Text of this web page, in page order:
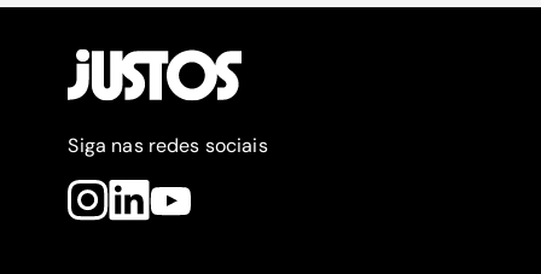
Siga nas redes sociais